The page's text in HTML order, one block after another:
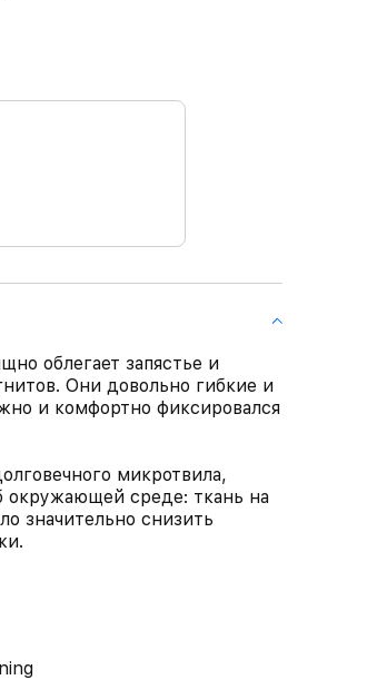
облегает запястье и
Они довольно гибкие и
и комфортно фиксировался
микротвила,
окружающей среде: ткань на
значительно снизить